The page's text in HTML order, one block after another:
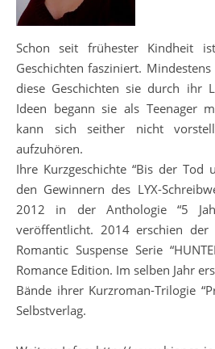
Schon seit frühester Kindheit
Geschichten fasziniert.
diese Geschichten sie durch ihr
Ideen begann sie als Teenager
kann sich seither nicht
aufzuhören.
Ihre Kurzgeschichte “Bis der Tod
den Gewinnern des LYX-
2012 in der Anthologie “5
veröffentlicht. 2014 erschien
Romantic Suspense Serie
Romance Edition. Im selben Jahr
Bände ihrer Kurzroman-Trilogie
Selbstverlag.